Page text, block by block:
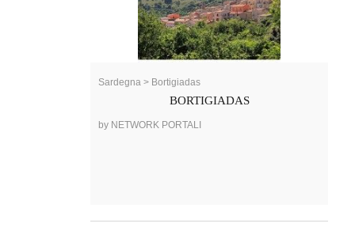
Sardegna > Bortigiadas
BORTIGIADAS
by NETWORK PORTALI